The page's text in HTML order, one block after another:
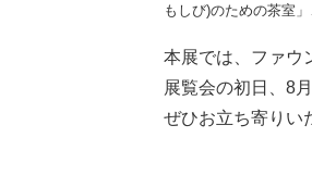
もしび)のための茶室
本展では、ファウ
展覧会の初日、8
ぜひお立ち寄りい